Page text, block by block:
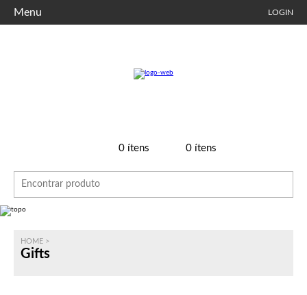
Menu LOGIN
0ítens 0ítens
HOME >
Gifts